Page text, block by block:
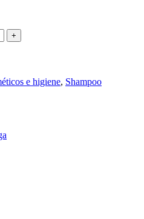
e higiene, Shampoo